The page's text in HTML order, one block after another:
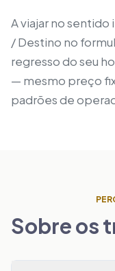
A viajar no
/ Destino no
regresso do seu
— mesmo preço
padrões de
Sobre os